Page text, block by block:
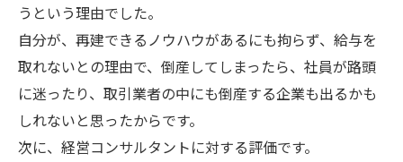
うという理由でした。
自分が、再建できるノウハウがあるにも拘らず、給与を
取れないとの理由で、倒産してしまったら、社員が路頭
に迷ったり、取引業者の中にも倒産する企業も出るかも
しれないと思ったからです。
次に、経営コンサルタントに対する評価です。